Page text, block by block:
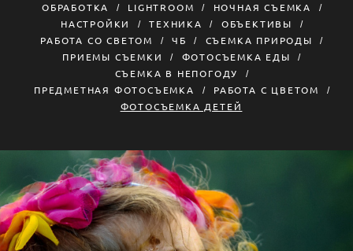
ОБРАБОТКА
LIGHTROOM
НОЧНАЯ СЪЕМКА
НАСТРОЙКИ
ТЕХНИКА
ОБЪЕКТИВЫ
РАБОТА СО СВЕТОМ
ЧБ
СЪЕМКА ПРИРОДЫ
ПРИЕМЫ СЪЕМКИ
ФОТОСЪЕМКА ЕДЫ
СЪЕМКА В НЕПОГОДУ
ПРЕДМЕТНАЯ ФОТОСЪЕМКА
РАБОТА С ЦВЕТОМ
ФОТОСЪЕМКА ДЕТЕЙ